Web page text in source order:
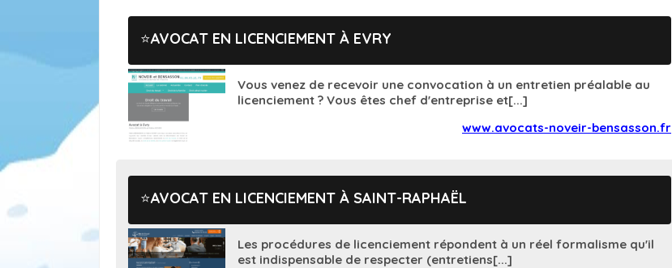
AVOCAT EN LICENCIEMENT À EVRY
Vous venez de recevoir une convocation à un entretien préalable au
licenciement ? Vous êtes chef d'entreprise et[...]
www.avocats-noveir-bensasson.fr
AVOCAT EN LICENCIEMENT À SAINT-RAPHAËL
Les procédures de licenciement répondent à un réel formalisme qu'il
est indispensable de respecter (entretiens[...]